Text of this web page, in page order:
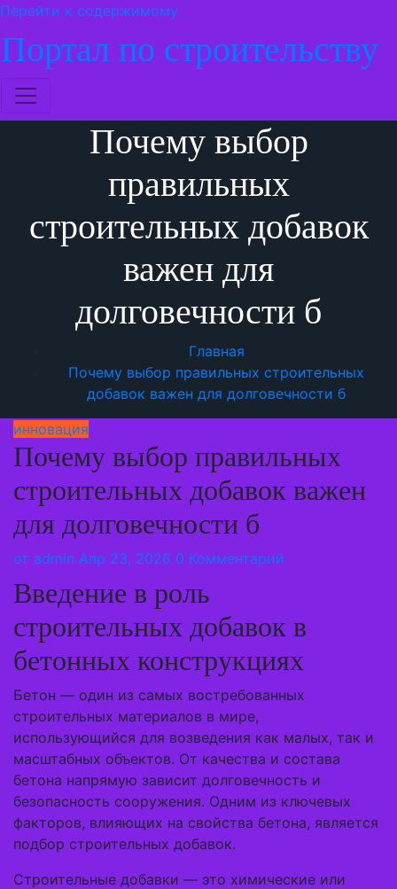
Перейти к содержимому
Портал по строительству
Почему выбор
правильных
строительных добавок
важен для
долговечности б
Главная
Почему выбор правильных строительных
добавок важен для долговечности б
инновация
Почему выбор правильных
строительных добавок важен
для долговечности б
от admin Апр 23, 2026 0 Комментарий
Введение в роль
строительных добавок в
бетонных конструкциях
Бетон — один из самых востребованных
строительных материалов в мире,
использующийся для возведения как малых, так и
масштабных объектов. От качества и состава
бетона напрямую зависит долговечность и
безопасность сооружения. Одним из ключевых
факторов, влияющих на свойства бетона, является
подбор строительных добавок.
Строительные добавки — это химические или